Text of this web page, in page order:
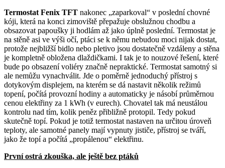
Termostat Fenix TFT nakonec „zaparkoval“ v poslední chovné
kóji, která na konci zimoviště přepažuje obslužnou chodbu a
obsazovat papoušky ji hodlám až jako úplně poslední. Termostat je
na stěně asi ve výši očí, ptáci se k němu nebudou moci nijak dostat,
protože nejbližší bidlo nebo pletivo jsou dostatečně vzdáleny a stěna
je kompletně obložena dlaždičkami. I tak je to nouzové řešení, které
bude po obsazení voliéry značně nepraktické. Termostat samotný si
ale nemůžu vynachválit. Jde o poměrně jednoduchý přístroj s
dotykovým displejem, na kterém se dá nastavit několik režimů
topení, počítá provozní hodiny a automaticky je násobí průměrnou
cenou elektřiny za 1 kWh (v eurech). Chovatel tak má neustálou
kontrolu nad tím, kolik peněz přibližně protopil. Tedy pokud
skutečně topí. Pokud je totiž termostat nastaven na určitou úroveň
teploty, ale samotné panely mají vypnuty jističe, přístroj se tváří,
jako že topí a počítá „propálenou“ elektřinu.
První ostrá zkouška, ale ještě bez ptáků